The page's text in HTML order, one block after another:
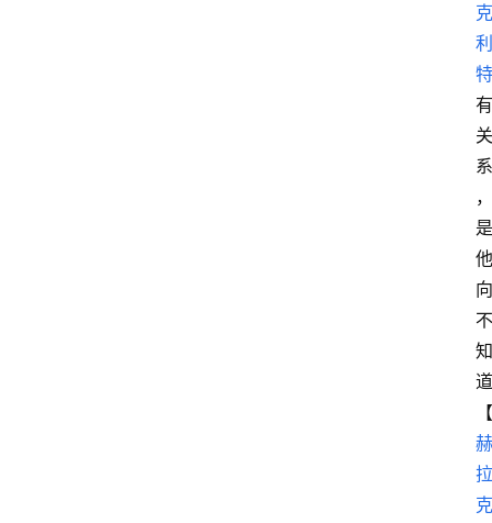
克
利
特
有
关
系
，
是
他
向
不
知
道
【
赫
拉
克